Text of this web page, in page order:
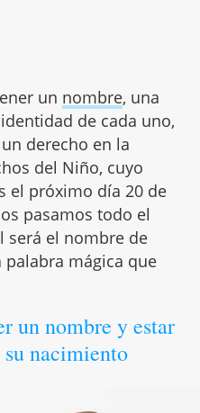
un nombre, una
de cada uno,
derecho en la
del Niño, cuyo
el próximo día 20 de
pasamos todo el
será el nombre de
mágica que
un nombre y estar
nacimiento